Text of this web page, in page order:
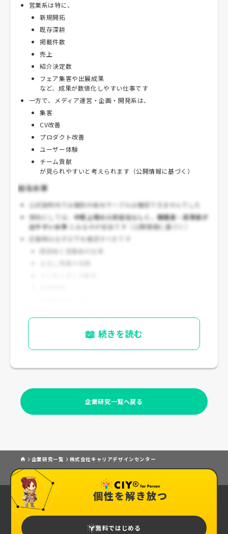
営業系は特に、
新規開拓
既存深耕
掲載件数
売上
紹介決定数
フェア集客や出展成果
など、成果が数値化しやすい仕事です
一方で、メディア運営・企画・開発系は、
集客
CV改善
プロダクト改善
ユーザー体験
チーム貢献
が見られやすいと考えられます（公開情報に基づく）
給与水準
公式抜粋内では個別の給与テーブルは確認できませんでした
傾向としては、 中堅上場の人材会社らしく、職種差・成果差が
出やすい水準とみるのが妥当です（公開情報に基づく）
応募時は必ず以下を確認すべきです
固定給と変動給の比率
📖 続きを読む
企業研究一覧へ戻る
企業研究一覧 株式会社キャリアデザインセンター
個性を解き放つ
無料ではじめる